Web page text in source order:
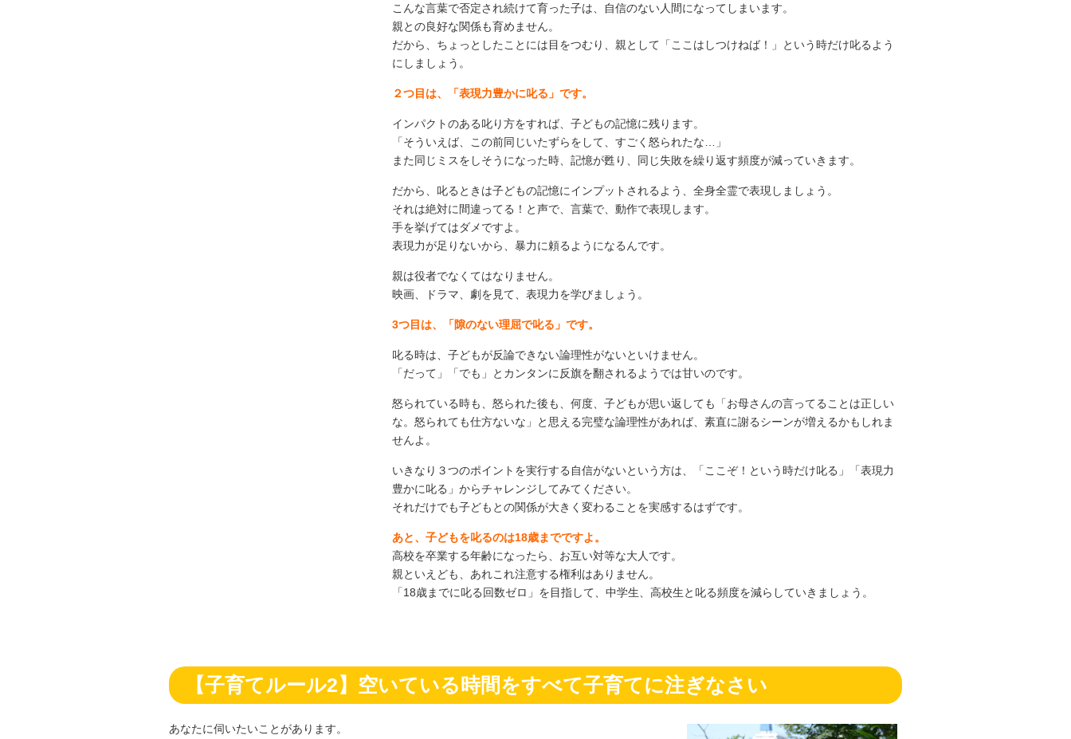
こんな言葉で否定され続けて育った子は、自信のない人間になってしまいます。
親との良好な関係も育めません。
だから、ちょっとしたことには目をつむり、親として「ここはしつけねば！」という時だけ叱るよう
にしましょう。
２つ目は、「表現力豊かに叱る」です。
インパクトのある叱り方をすれば、子どもの記憶に残ります。
「そういえば、この前同じいたずらをして、すごく怒られたな…」
また同じミスをしそうになった時、記憶が甦り、同じ失敗を繰り返す頻度が減っていきます。
だから、叱るときは子どもの記憶にインプットされるよう、全身全霊で表現しましょう。
それは絶対に間違ってる！と声で、言葉で、動作で表現します。
手を挙げてはダメですよ。
表現力が足りないから、暴力に頼るようになるんです。
親は役者でなくてはなりません。
映画、ドラマ、劇を見て、表現力を学びましょう。
3つ目は、「隙のない理屈で叱る」です。
叱る時は、子どもが反論できない論理性がないといけません。
「だって」「でも」とカンタンに反旗を翻されるようでは甘いのです。
怒られている時も、怒られた後も、何度、子どもが思い返しても「お母さんの言ってることは正しい
な。怒られても仕方ないな」と思える完璧な論理性があれば、素直に謝るシーンが増えるかもしれま
せんよ。
いきなり３つのポイントを実行する自信がないという方は、「ここぞ！という時だけ叱る」「表現力
豊かに叱る」からチャレンジしてみてください。
それだけでも子どもとの関係が大きく変わることを実感するはずです。
あと、子どもを叱るのは18歳までですよ。
高校を卒業する年齢になったら、お互い対等な大人です。
親といえども、あれこれ注意する権利はありません。
「18歳までに叱る回数ゼロ」を目指して、中学生、高校生と叱る頻度を減らしていきましょう。
【子育てルール2】空いている時間をすべて子育てに注ぎなさい
あなたに伺いたいことがあります。